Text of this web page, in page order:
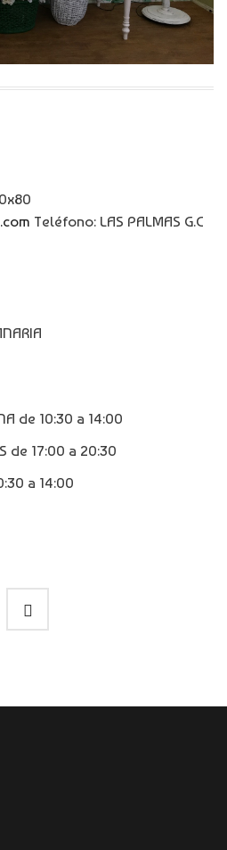
Teléfono: LAS PALMAS G.C
de 10:30 a 14:00
de 17:00 a 20:30
a 14:00